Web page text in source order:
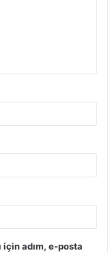
için adım, e-posta